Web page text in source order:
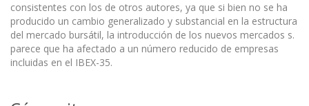
consistentes con los de otros autores, ya que si bien no se ha
producido un cambio generalizado y substancial en la estructura
del mercado bursátil, la introducción de los nuevos mercados s.
parece que ha afectado a un número reducido de empresas
incluidas en el IBEX-35.